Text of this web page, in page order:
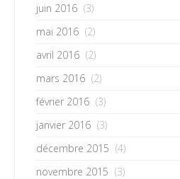
juin 2016 (3)
mai 2016 (2)
avril 2016 (2)
mars 2016 (2)
février 2016 (3)
janvier 2016 (3)
décembre 2015 (4)
novembre 2015 (3)